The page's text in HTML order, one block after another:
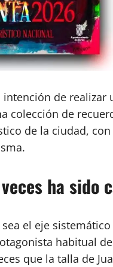
de realizar
colección de
de la ciudad,
ha sido
el eje
habitual
que la talla de